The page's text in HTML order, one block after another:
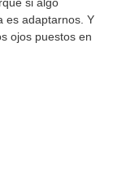
si algo
es adaptarnos. Y
ojos puestos en